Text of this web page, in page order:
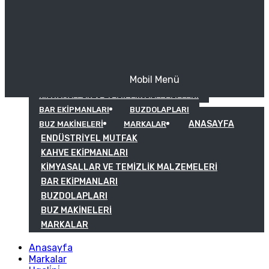
KIMYASALLAR VE TEMIZLIK MALZEMELERI
BAR EKIPMANLARI
BUZDOLAPLARI
BUZ MAKINELERI
MARKALAR
Mobil Menü
ANASAYFA
ENDÜSTRIYEL MUTFAK
KAHVE EKIPMANLARI
KIMYASALLAR VE TEMIZLIK MALZEMELERI
BAR EKIPMANLARI
BUZDOLAPLARI
BUZ MAKINELERI
MARKALAR
Anasayfa
Markalar